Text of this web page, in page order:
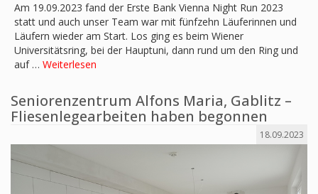
Am 19.09.2023 fand der Erste Bank Vienna Night Run 2023
statt und auch unser Team war mit fünfzehn Läuferinnen und
Läufern wieder am Start. Los ging es beim Wiener
Universitätsring, bei der Hauptuni, dann rund um den Ring und
auf … Weiterlesen
Seniorenzentrum Alfons Maria, Gablitz –
Fliesenlegearbeiten haben begonnen
18.09.2023